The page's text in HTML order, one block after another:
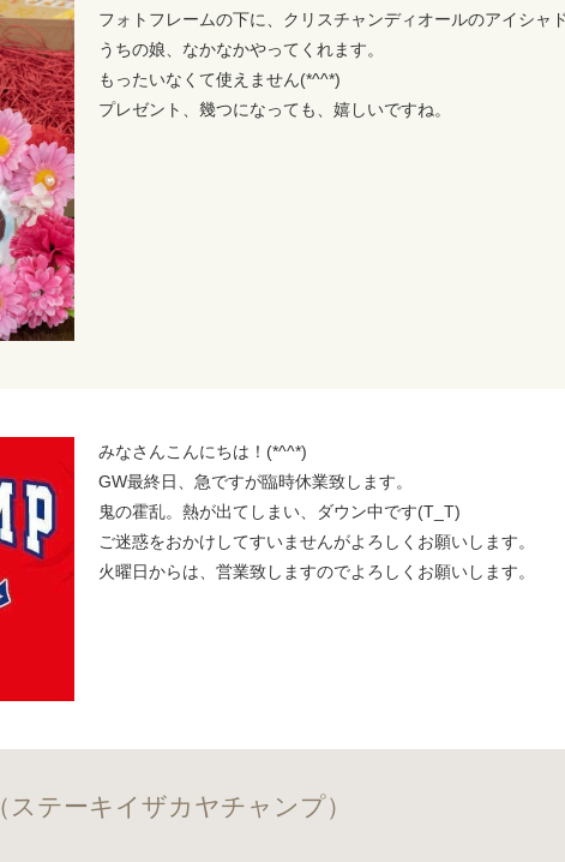
フォトフレームの下に、クリスチャンディオールのアイシャ
うちの娘、なかなかやってくれます。
もったいなくて使えません(*^^*)
プレゼント、幾つになっても、嬉しいですね。
みなさんこんにちは！(*^^*)
GW最終日、急ですが臨時休業致します。
鬼の霍乱。熱が出てしまい、ダウン中です(T_T)
ご迷惑をおかけしてすいませんがよろしくお願いします。
火曜日からは、営業致しますのでよろしくお願いします。
テーキイザカヤチャンプ）